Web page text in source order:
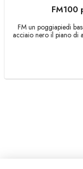
FM100
FM un poggiapiedi
acciaio nero il piano di